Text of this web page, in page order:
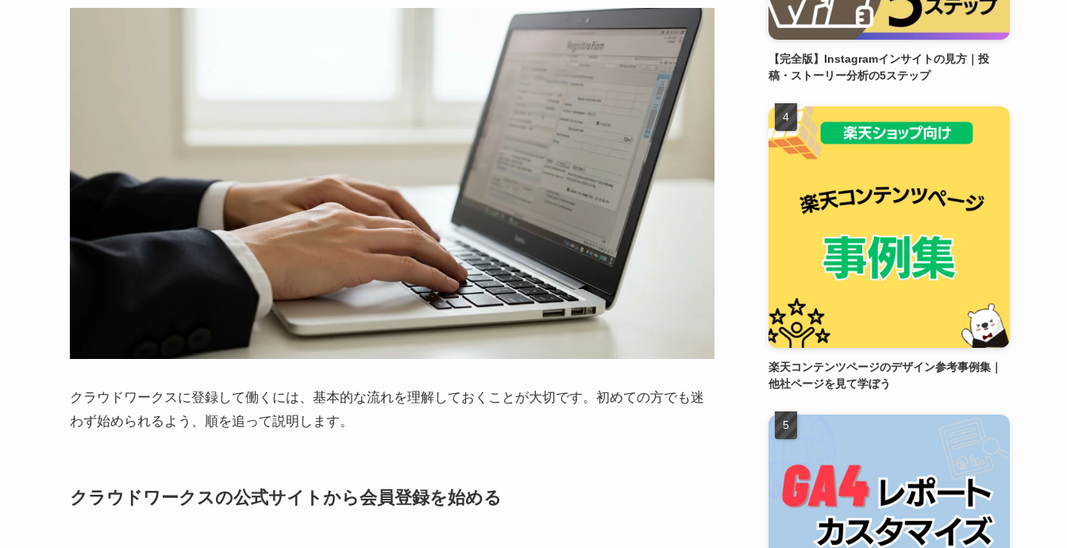
クラウドワークスに登録して働くには、基本的な流れを理解しておくことが大切です。初めての方でも迷
わず始められるよう、順を追って説明します。
クラウドワークスの公式サイトから会員登録を始める
【完全版】Instagramインサイトの見方｜投
稿・ストーリー分析の5ステップ
楽天コンテンツページのデザイン参考事例集｜
他社ページを見て学ぼう